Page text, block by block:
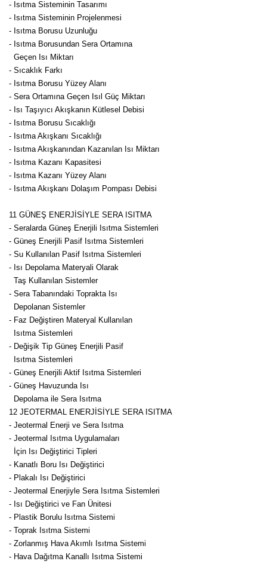
- Isıtma Sisteminin Tasarımı
- Isıtma Sisteminin Projelenmesi
- Isıtma Borusu Uzunluğu
- Isıtma Borusundan Sera Ortamına
Geçen Isı Miktarı
- Sıcaklık Farkı
- Isıtma Borusu Yüzey Alanı
- Sera Ortamına Geçen Isıl Güç Miktarı
- Isı Taşıyıcı Akışkanın Kütlesel Debisi
- Isıtma Borusu Sıcaklığı
- Isıtma Akışkanı Sıcaklığı
- Isıtma Akışkanından Kazanılan Isı Miktarı
- Isıtma Kazanı Kapasitesi
- Isıtma Kazanı Yüzey Alanı
- Isıtma Akışkanı Dolaşım Pompası Debisi
11 GÜNEŞ ENERJİSİYLE SERA ISITMA
- Seralarda Güneş Enerjili Isıtma Sistemleri
- Güneş Enerjili Pasif Isıtma Sistemleri
- Su Kullanılan Pasif Isıtma Sistemleri
- Isı Depolama Materyali Olarak
Taş Kullanılan Sistemler
- Sera Tabanındaki Toprakta Isı
Depolanan Sistemler
- Faz Değiştiren Materyal Kullanılan
Isıtma Sistemleri
- Değişik Tip Güneş Enerjili Pasif
Isıtma Sistemleri
- Güneş Enerjili Aktif Isıtma Sistemleri
- Güneş Havuzunda Isı
Depolama ile Sera Isıtma
12 JEOTERMAL ENERJİSİYLE SERA ISITMA
- Jeotermal Enerji ve Sera Isıtma
- Jeotermal Isıtma Uygulamaları
İçin Isı Değiştirici Tipleri
- Kanatlı Boru Isı Değiştirici
- Plakalı Isı Değiştirici
- Jeotermal Enerjiyle Sera Isıtma Sistemleri
- Isı Değiştirici ve Fan Ünitesi
- Plastik Borulu Isıtma Sistemi
- Toprak Isıtma Sistemi
- Zorlanmış Hava Akımlı Isıtma Sistemi
- Hava Dağıtma Kanallı Isıtma Sistemi